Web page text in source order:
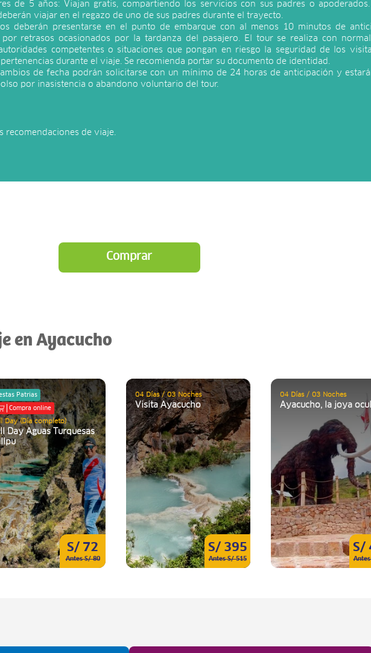
de 5 años: Viajan gratis, compartiendo los servicios con sus padres o
viajar en el regazo de uno de sus padres durante el trayecto.
deberán presentarse en el punto de embarque con al menos 10 minutos de
retrasos ocasionados por la tardanza del pasajero. El tour se realiza con
competentes o situaciones que pongan en riesgo la seguridad de los
durante el viaje. Se recomienda portar su documento de identidad.
de fecha podrán solicitarse con un mínimo de 24 horas de anticipación y
por inasistencia o abandono voluntario del tour.
recomendaciones de viaje.
Comprar
en Ayacucho
S/ 72
Antes S/ 80
Patrias
Compra online
Day (Día completo)
Day Aguas Turquesas
S/ 395
Antes S/ 515
04 Días / 03 Noches
Visita Ayacucho
S/
04 Días / 03 Noches
Ayacucho, la joya